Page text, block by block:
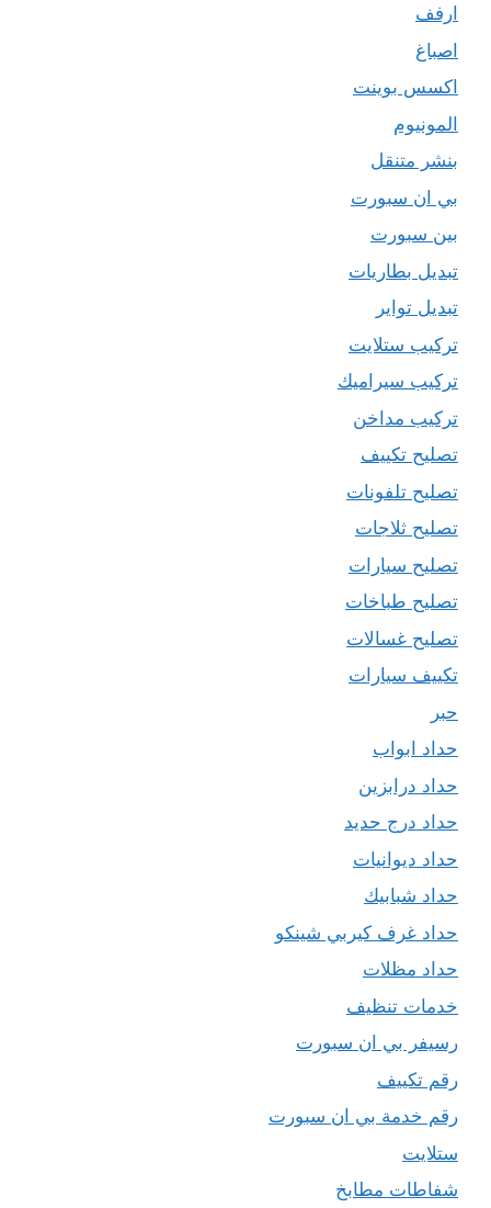
ارفف
اصباغ
اكسس بوينت
المونيوم
بنشر متنقل
بي ان سبورت
بين سبورت
تبديل بطاريات
تبديل تواير
تركيب ستلايت
تركيب سيراميك
تركيب مداخن
تصليح تكييف
تصليح تلفونات
تصليح ثلاجات
تصليح سيارات
تصليح طباخات
تصليح غسالات
تكييف سيارات
حبر
حداد ابواب
حداد درابزين
حداد درج حديد
حداد ديوانيات
حداد شبابيك
حداد غرف كيربي شينكو
حداد مظلات
خدمات تنظيف
رسيفر بي ان سبورت
رقم تكييف
رقم خدمة بي ان سبورت
ستلايت
شفاطات مطابخ